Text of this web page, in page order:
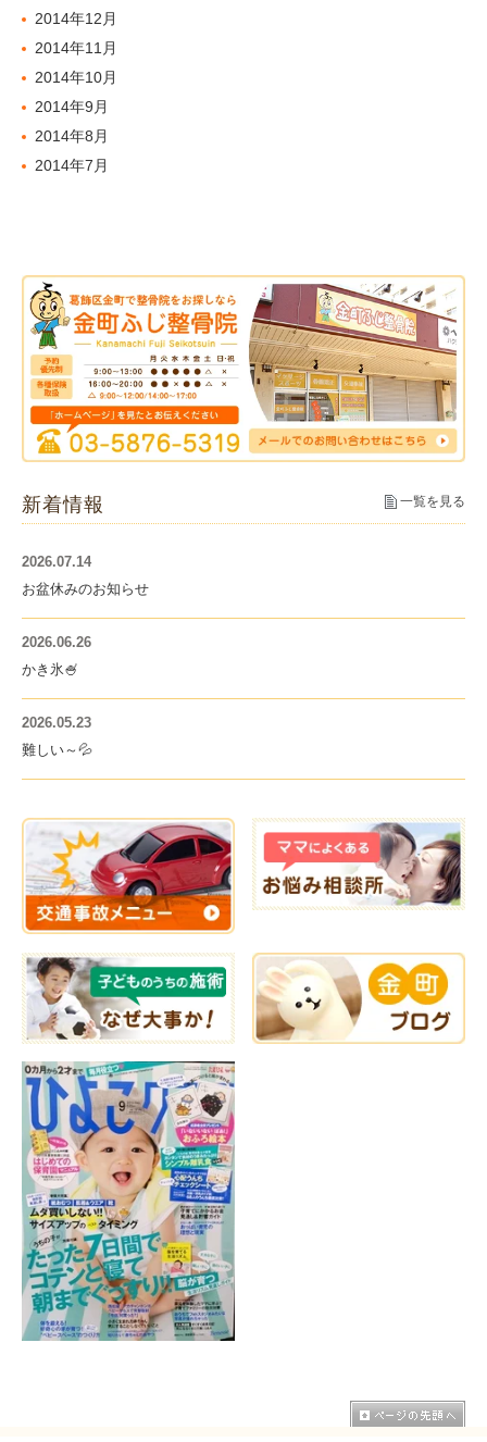
2014年12月
2014年11月
2014年10月
2014年9月
2014年8月
2014年7月
新着情報 一覧を見る
2026.07.14
お盆休みのお知らせ
2026.06.26
かき氷🍧
2026.05.23
難しい～💦